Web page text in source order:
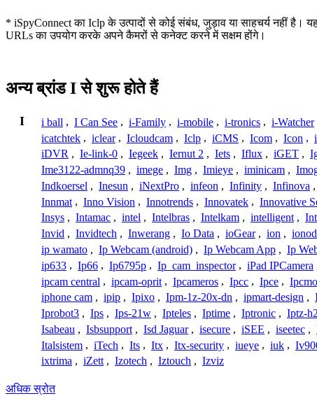
* iSpyConnect का Iclp के उत्पादों से कोई संबंध, जुड़ाव या साहचर्य नहीं है।
URLs का उपयोग करके अपने कैमरों से कनेक्ट करने में सक्षम होंगे।
अन्य ब्रांड I से शुरू होते हैं
I i ball , I Can See , i-Family , i-mobile , i-tronics , i-Watcher
icatchtek , iclear , Icloudcam , Iclp , iCMS , Icom , Icon ,
iDVR , Ie-link-0 , Iegeek , Iernut 2 , Iets , Iflux , iGET ,
Ime3122-admnq39 , imege , Img , Imieye , iminicam ,
Indkoersel , Inesun , iNextPro , infeon , Infinity , Infinova ,
Innmat , Inno Vision , Innotrends , Innovatek , Innovative
Insys , Intamac , intel , Intelbras , Intelkam , intelligent ,
Invid , Invidtech , Inwerang , Io Data , ioGear , ion ,
ip wamato , Ip Webcam (android) , Ip Webcam App , Ip
ip633 , Ip66 , Ip6795p , Ip_cam_inspector , iPad IPCamera
ipcam central , ipcam-oprit , Ipcameros , Ipcc , Ipce ,
iphone cam , ipip , Ipixo , Ipm-1z-20x-dn , ipmart-design ,
Iprobot3 , Ips , Ips-21w , Ipteles , Iptime , Iptronic , Iptz-
Isabeau , Isbsupport , Isd Jaguar , isecure , iSEE , iseetec ,
Italsistem , iTech , Its , Itx , Itx-security , iueye , iuk ,
ixtrima , iZett , Izotech , Iztouch , Izviz
अधिक स्रोत